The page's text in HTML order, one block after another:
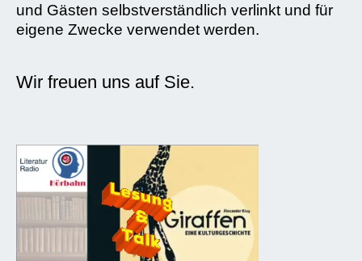
und Gästen selbstverständlich verlinkt und für
eigene Zwecke verwendet werden.
Wir freuen uns auf Sie.